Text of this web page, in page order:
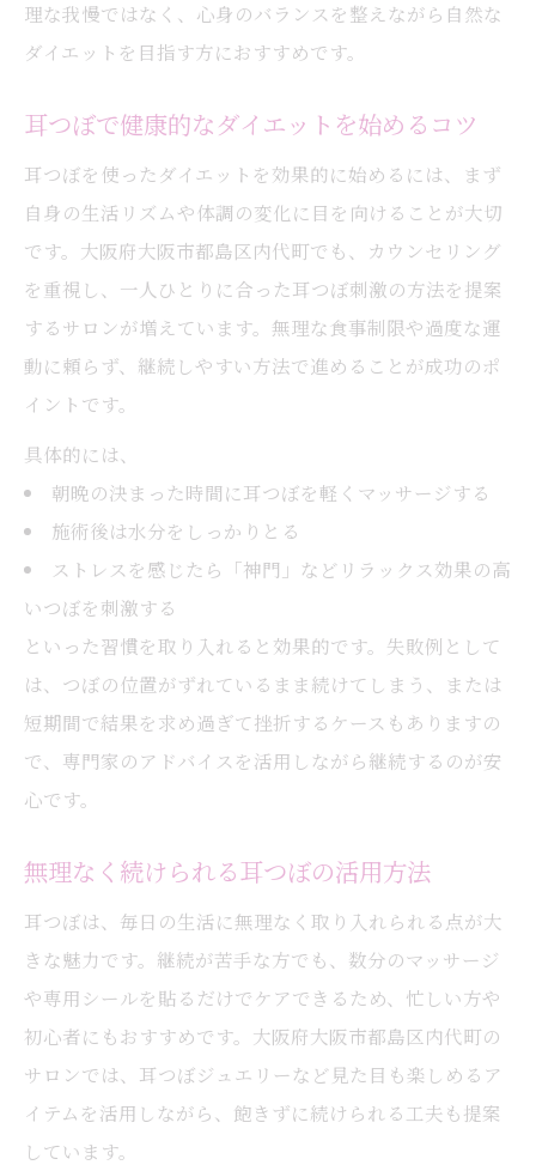
理な我慢ではなく、心身のバランスを整えながら自然な
ダイエットを目指す方におすすめです。
耳つぼで健康的なダイエットを始めるコツ
耳つぼを使ったダイエットを効果的に始めるには、まず
自身の生活リズムや体調の変化に目を向けることが大切
です。大阪府大阪市都島区内代町でも、カウンセリング
を重視し、一人ひとりに合った耳つぼ刺激の方法を提案
するサロンが増えています。無理な食事制限や過度な運
動に頼らず、継続しやすい方法で進めることが成功のポ
イントです。
具体的には、
朝晩の決まった時間に耳つぼを軽くマッサージする
施術後は水分をしっかりとる
ストレスを感じたら「神門」などリラックス効果の高
いつぼを刺激する
といった習慣を取り入れると効果的です。失敗例として
は、つぼの位置がずれているまま続けてしまう、または
短期間で結果を求め過ぎて挫折するケースもありますの
で、専門家のアドバイスを活用しながら継続するのが安
心です。
無理なく続けられる耳つぼの活用方法
耳つぼは、毎日の生活に無理なく取り入れられる点が大
きな魅力です。継続が苦手な方でも、数分のマッサージ
や専用シールを貼るだけでケアできるため、忙しい方や
初心者にもおすすめです。大阪府大阪市都島区内代町の
サロンでは、耳つぼジュエリーなど見た目も楽しめるア
イテムを活用しながら、飽きずに続けられる工夫も提案
しています。